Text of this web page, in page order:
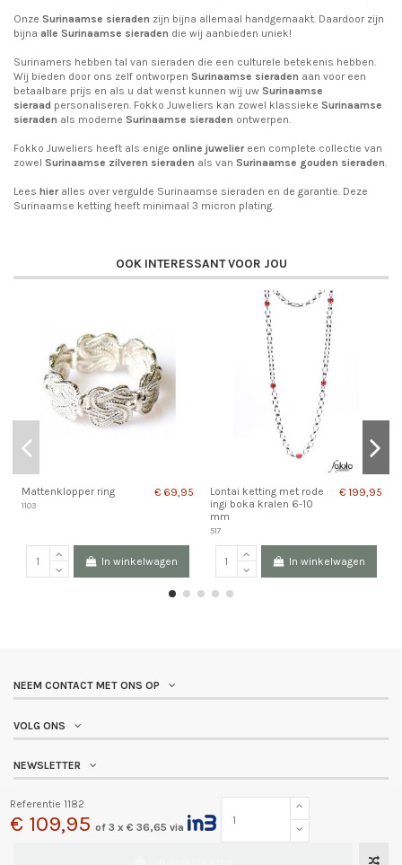
Referentie 1182
€ 109,95 of 3 x € 36,65 via
Onze Surinaamse sieraden zijn bijna allemaal handgemaakt. Daardoor zijn
bijna alle Surinaamse sieraden die wij aanbieden uniek!
Surinamers hebben tal van sieraden die een culturele betekenis hebben.
Wij bieden door ons zelf ontworpen Surinaamse sieraden aan voor een
betaalbare prijs en als u dat wenst kunnen wij uw Surinaamse
sieraad personaliseren. Fokko Juweliers kan zowel klassieke Surinaamse
sieraden als moderne Surinaamse sieraden ontwerpen.
Fokko Juweliers heeft als enige online juweliereen complete collectie van
zowel Surinaamse zilveren sieraden als van Surinaamse gouden sieraden
Lees hier alles over vergulde Surinaamse sieraden en de garantie. Deze
Surinaamse ketting heeft minimaal 3 micron plating.
OOK INTERESSANT VOOR JOU
Mattenklopper ring
1103
€ 69,95
In winkelwagen
Lontai ketting met rode
ingi boka kralen 6-10
mm
517
€ 199,95
In winkelwagen
NEEM CONTACT MET ONS OP
VOLG ONS
NEWSLETTER